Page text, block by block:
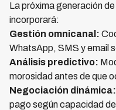
La próxima generación
incorporará:
Gestión omnicanal:
WhatsApp, SMS y email
Análisis predictivo:
morosidad antes de que
Negociación dinámica:
pago según capacidad